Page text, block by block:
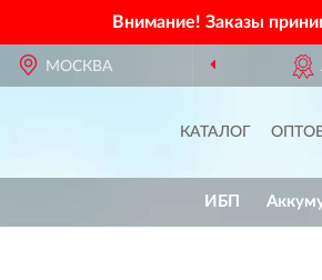
Внимание! Заказы
МОСКВА
КАТАЛОГ
ИБП